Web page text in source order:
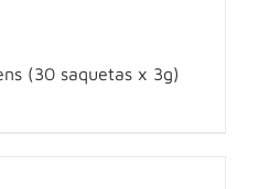
(30 saquetas x 3g)